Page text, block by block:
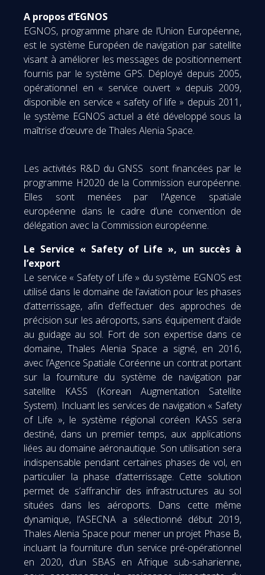
A propos d’EGNOS
EGNOS, programme phare de l’Union Européenne,
est le système Européen de navigation par satellite
visant à améliorer les messages de positionnement
fournis par le système GPS. Déployé depuis 2005,
opérationnel en « service ouvert » depuis 2009,
disponible en service « safety of life » depuis 2011,
le système EGNOS actuel a été développé sous la
maîtrise d’œuvre de Thales Alenia Space.
Les activités R&D du GNSS sont financées par le
programme H2020 de la Commission européenne.
Elles sont menées par l'Agence spatiale
européenne dans le cadre d’une convention de
délégation avec la Commission européenne.
Le Service « Safety of Life », un succès à
l’export
Le service « Safety of Life » du système EGNOS est
utilisé dans le domaine de l’aviation pour les phases
d’atterrissage, afin d’effectuer des approches de
précision sur les aéroports, sans équipement d’aide
au guidage au sol. Fort de son expertise dans ce
domaine, Thales Alenia Space a signé, en 2016,
avec l’Agence Spatiale Coréenne un contrat portant
sur la fourniture du système de navigation par
satellite KASS (Korean Augmentation Satellite
System). Incluant les services de navigation « Safety
of Life », le système régional coréen KASS sera
destiné, dans un premier temps, aux applications
liées au domaine aéronautique. Son utilisation sera
indispensable pendant certaines phases de vol, en
particulier la phase d’atterrissage. Cette solution
permet de s’affranchir des infrastructures au sol
situées dans les aéroports. Dans cette même
dynamique, l’ASECNA a sélectionné début 2019,
Thales Alenia Space pour mener un projet Phase B,
incluant la fourniture d’un service pré-opérationnel
en 2020, d’un SBAS en Afrique sub-saharienne,